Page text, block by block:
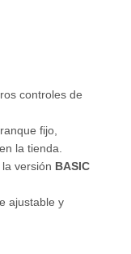
controles de
fijo,
la tienda.
versión BASIC
ajustable y